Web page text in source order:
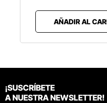
AÑADIR AL
¡SUSCRÍBETE
A NUESTRA NEWSLETTER!